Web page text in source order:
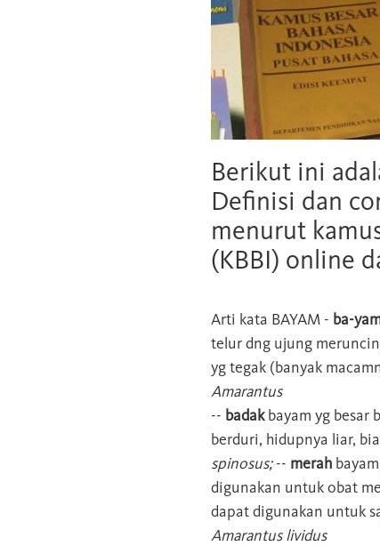
Berikut ini
Definisi dan
menurut
(KBBI) online
Arti kata BAYAM - ba-
telur dng ujung
yg tegak (banyak
Amarantus
-- badakbayam yg besar
berduri, hidupnya liar,
spinosus;-- merah
digunakan untuk obat
dapat digunakan untuk
Amarantus lividus